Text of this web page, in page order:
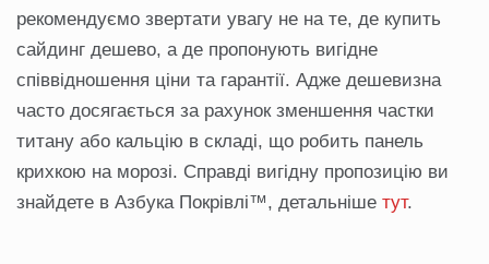
рекомендуємо звертати увагу не на те, де купить
сайдинг дешево, а де пропонують вигідне
співвідношення ціни та гарантії. Адже дешевизна
часто досягається за рахунок зменшення частки
титану або кальцію в складі, що робить панель
крихкою на морозі. Справді вигідну пропозицію ви
знайдете в Азбука Покрівлі™, детальніше тут.